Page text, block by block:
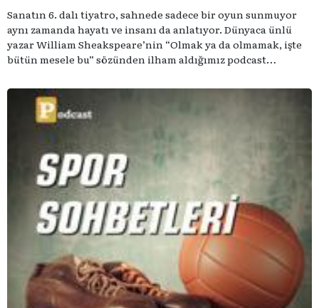
Sanatın 6. dalı tiyatro, sahnede sadece bir oyun sunmuyor
aynı zamanda hayatı ve insanı da anlatıyor. Dünyaca ünlü
yazar William Sheakspeare’nin “Olmak ya da olmamak, işte
bütün mesele bu” sözünden ilham aldığımız podcast
konuşuyoruz..